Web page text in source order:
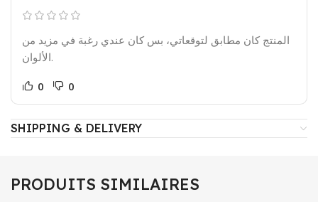
المنتج كان مطابق لتوقعاتي، بس كان عندي رغبة في مزيد من
الألوان.
0 0
SHIPPING & DELIVERY
PRODUITS SIMILAIRES